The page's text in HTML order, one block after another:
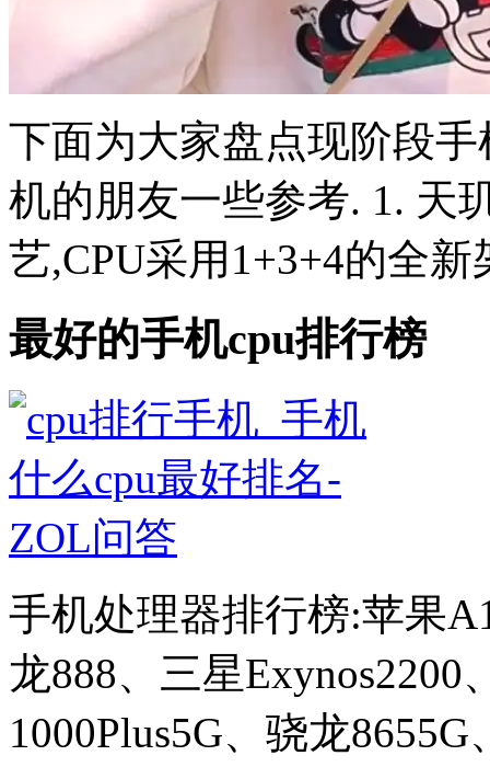
下面为大家盘点现阶段
机的朋友一些参考. 1. 天
艺,CPU采用1+3+4的全
最好的手机cpu排行榜
手机处理器排行榜:苹果
龙888、三星Exynos2200
1000Plus5G、骁龙